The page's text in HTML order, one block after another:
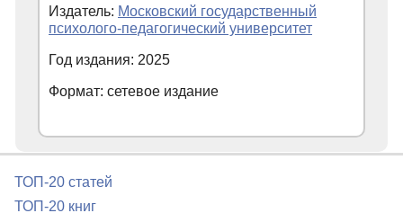
Издатель: Московский государственный
психолого-педагогический университет
Год издания: 2025
Формат: сетевое издание
ТОП-20 статей
ТОП-20 книг